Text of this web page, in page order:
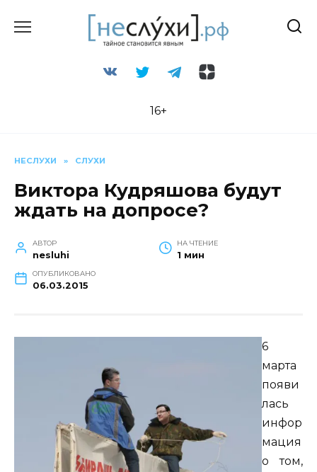
16+
НЕСЛУХИ » СЛУХИ
Виктора Кудряшова будут
ждать на допросе?
АВТОР
nesluhi
НА ЧТЕНИЕ
1 мин
ОПУБЛИКОВАНО
06.03.2015
6
марта
появи
лась
инфор
мация
о том,